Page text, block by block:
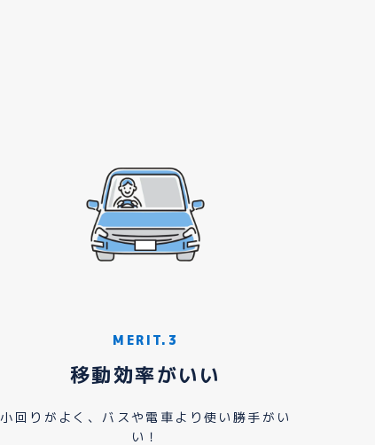
080-1481-9900
メールで予約
MERIT.3
移動効率がいい
小回りがよく、バスや電車より使い勝手がい
い！